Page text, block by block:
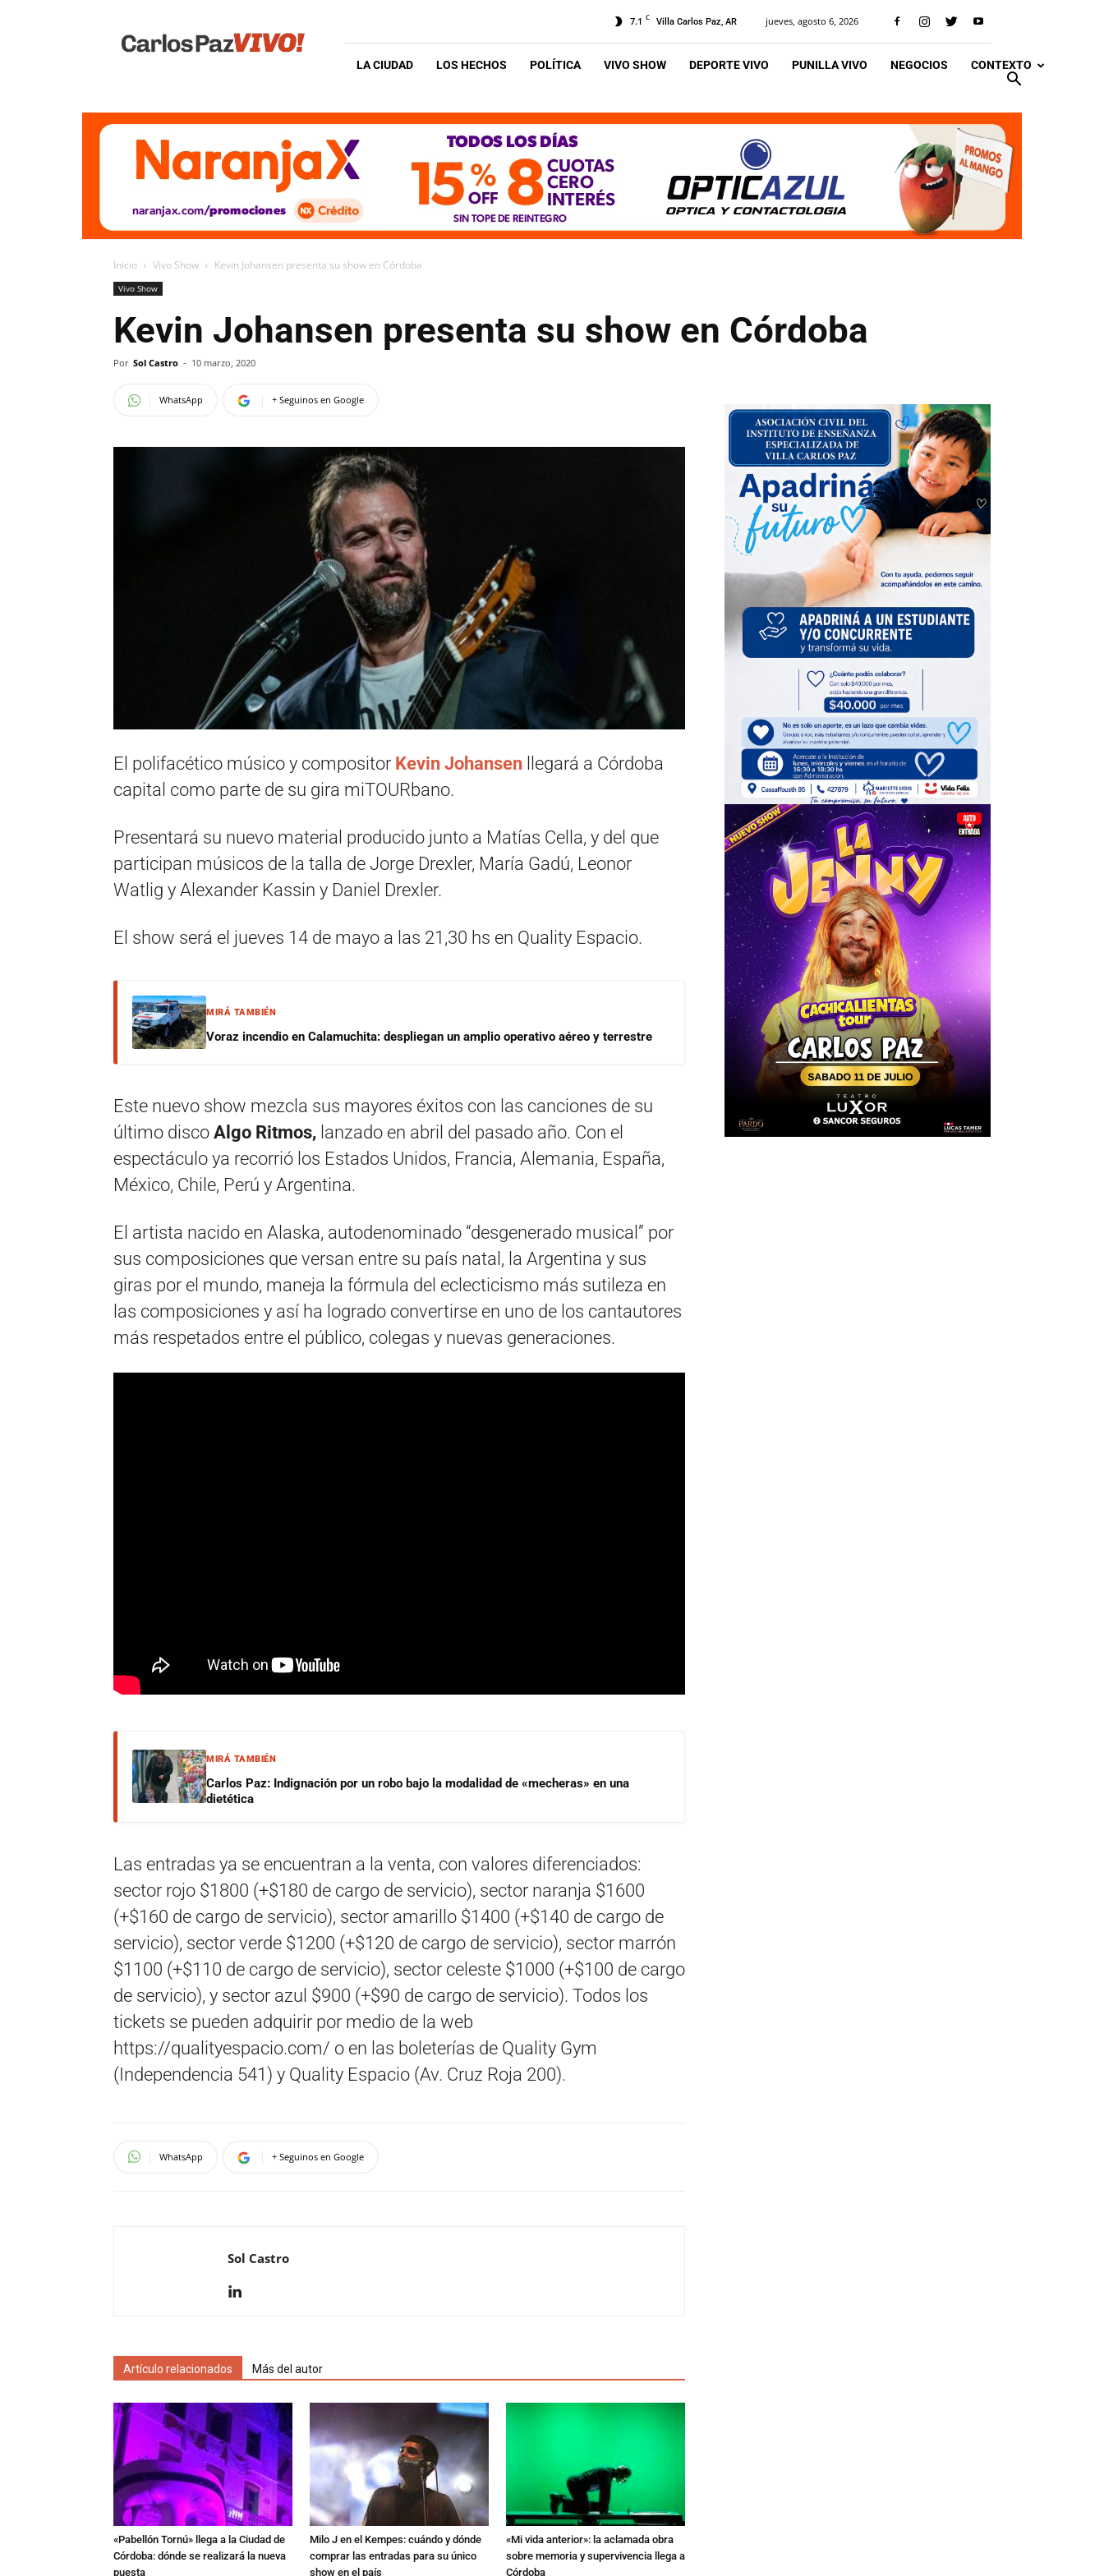
Vivo
7.1 C Villa Carlos Paz, AR jueves, agosto 6, 2026
LA CIUDAD LOS HECHOS POLÍTICA VIVO SHOW DEPORTE VIVO PUNILLA VIVO NEGOCIOS CONTEXTO
Inicio Vivo Show Kevin Johansen presenta su show en Córdoba
Vivo Show
Kevin Johansen presenta su show en Córdoba
Por Sol Castro - 10 marzo, 2020
WhatsApp + Seguinos en Google
El polifacético músico y compositor Kevin Johansen llegará a Córdoba
capital como parte de su gira miTOURbano.
Presentará su nuevo material producido junto a Matías Cella, y del que
participan músicos de la talla de Jorge Drexler, María Gadú, Leonor
Watlig y Alexander Kassin y Daniel Drexler.
El show será el jueves 14 de mayo a las 21,30 hs en Quality Espacio.
MIRÁ TAMBIÉN
Voraz incendio en Calamuchita: despliegan un amplio operativo aéreo y terrestre
Este nuevo show mezcla sus mayores éxitos con las canciones de su
último disco Algo Ritmos, lanzado en abril del pasado año. Con el
espectáculo ya recorrió los Estados Unidos, Francia, Alemania, España,
México, Chile, Perú y Argentina.
El artista nacido en Alaska, autodenominado “desgenerado musical” por
sus composiciones que versan entre su país natal, la Argentina y sus
giras por el mundo, maneja la fórmula del eclecticismo más sutileza en
las composiciones y así ha logrado convertirse en uno de los cantautores
más respetados entre el público, colegas y nuevas generaciones.
MIRÁ TAMBIÉN
Carlos Paz: Indignación por un robo bajo la modalidad de «mecheras» en una
dietética
Las entradas ya se encuentran a la venta, con valores diferenciados:
sector rojo $1800 (+$180 de cargo de servicio), sector naranja $1600
(+$160 de cargo de servicio), sector amarillo $1400 (+$140 de cargo de
servicio), sector verde $1200 (+$120 de cargo de servicio), sector marrón
$1100 (+$110 de cargo de servicio), sector celeste $1000 (+$100 de cargo
de servicio), y sector azul $900 (+$90 de cargo de servicio). Todos los
tickets se pueden adquirir por medio de la web
https://qualityespacio.com/ o en las boleterías de Quality Gym
(Independencia 541) y Quality Espacio (Av. Cruz Roja 200).
WhatsApp + Seguinos en Google
Sol Castro
Artículo relacionados Más del autor
«Pabellón Tornú» llega a la Ciudad de
Córdoba: dónde se realizará la nueva
puesta
Milo J en el Kempes: cuándo y dónde
comprar las entradas para su único
show en el país
«Mi vida anterior»: la aclamada obra
sobre memoria y supervivencia llega a
Córdoba